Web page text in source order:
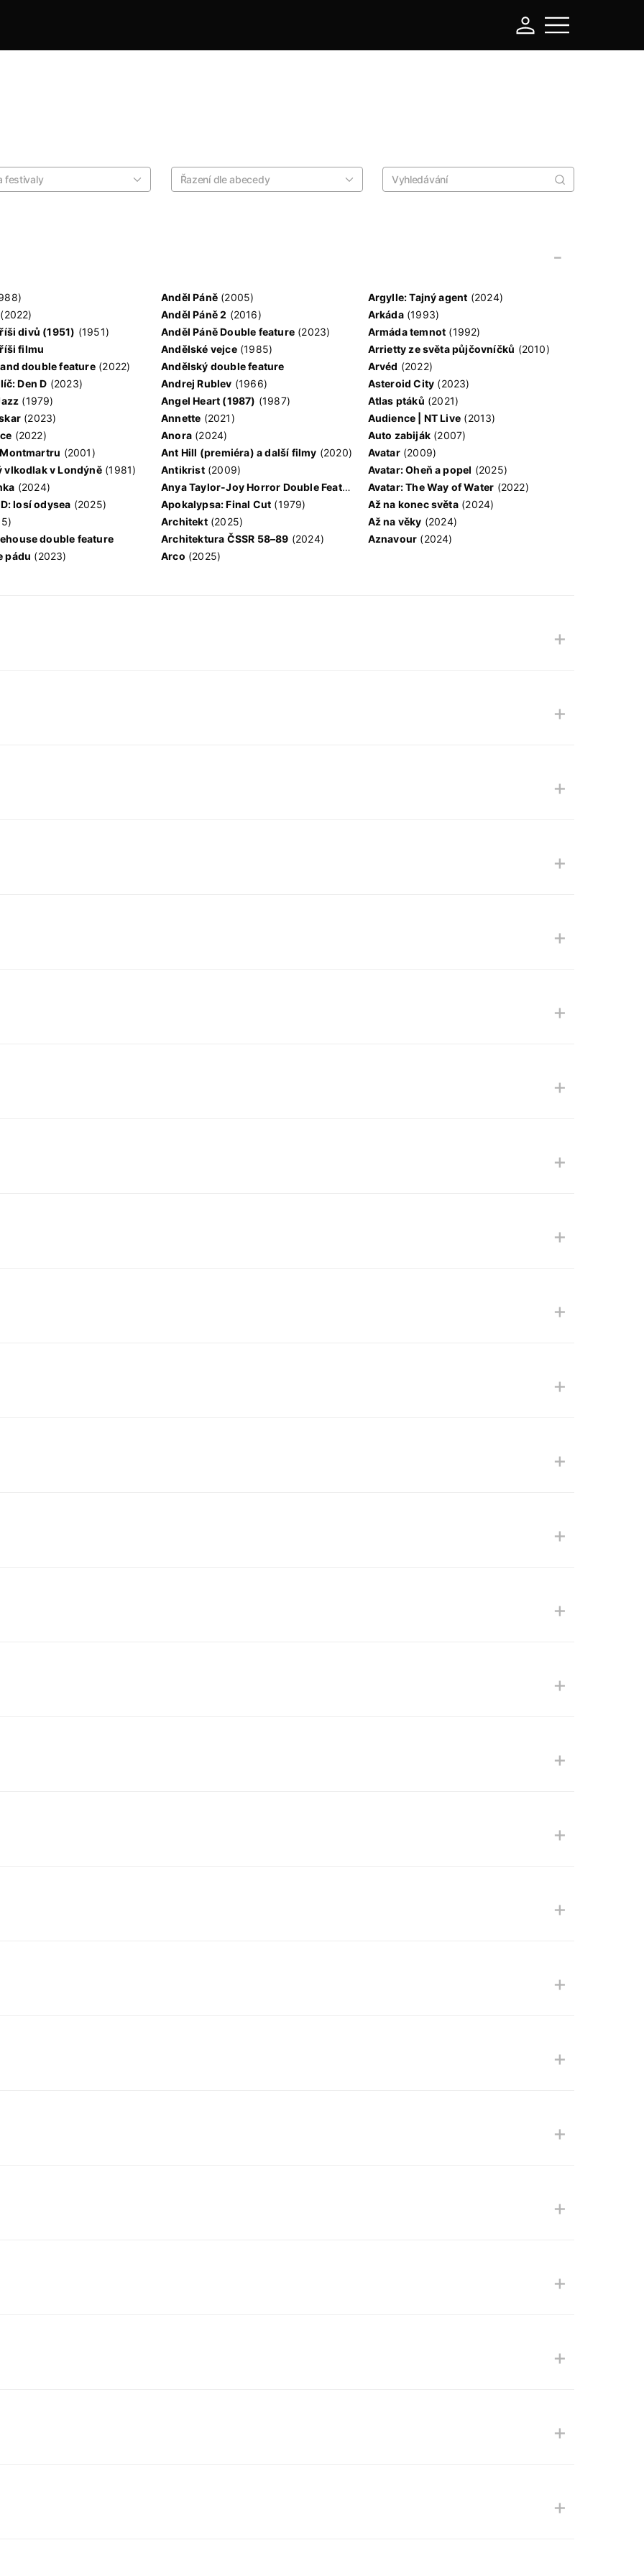
festivaly Řazení dle abecedy
-
(2022)
divů (1951) (1951)
filmu
double feature(2022)
Den D (2023)
(1979)
(2023)
(2022)
(2001)
vlkodlak v Londýně(1981)
(2024)
losí odysea (2025)
double feature
pádu (2023)
Anděl Páně (2005)
Anděl Páně 2 (2016)
Anděl Páně Double feature (2023)
Andělské vejce(1985)
Andělský double feature
Andrej Rublev (1966)
Angel Heart (1987) (1987)
Annette (2021)
Anora (2024)
Ant Hill (premiéra) a další filmy (2020)
Antikrist(2009)
Anya Taylor-Joy Horror Double Feature
Apokalypsa: Final Cut (1979)
Architekt(2025)
Architektura ČSSR 58–89 (2024)
Arco (2025)
Argylle: Tajný agent (2024)
Arkáda(1993)
Armáda temnot (1992)
Arrietty ze světa půjčovníčků (2010)
Arvéd (2022)
Asteroid City (2023)
Atlas ptáků (2021)
Audience | NT Live (2013)
Auto zabiják(2007)
Avatar(2009)
Avatar: Oheň a popel (2025)
Avatar: The Way of Water (2022)
Až na konec světa(2024)
Až na věky (2024)
Aznavour (2024)
+
+
+
+
+
+
+
+
+
+
+
+
+
+
+
+
+
+
+
+
+
+
+
+
+
+